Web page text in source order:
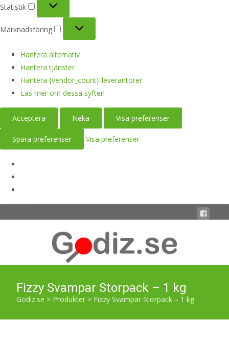
Statistik
Marknadsföring
Hantera alternativ
Hantera tjänster
Hantera {vendor_count}-leverantörer
Läs mer om dessa syften
Acceptera Neka Visa preferenser
Spara preferenser Visa preferenser
Fizzy Svampar Storpack – 1 kg
Godiz.se > Produkter > Fizzy Svampar Storpack – 1 kg